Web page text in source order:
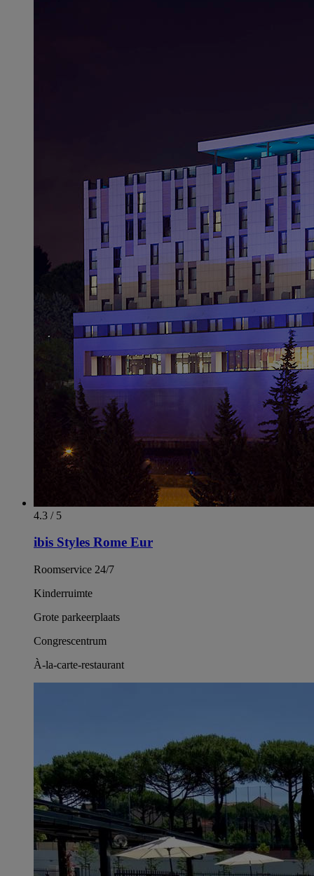
4.3 / 5
ibis Styles Rome Eur
Roomservice 24/7
Kinderruimte
Grote parkeerplaats
Congrescentrum
À-la-carte-restaurant